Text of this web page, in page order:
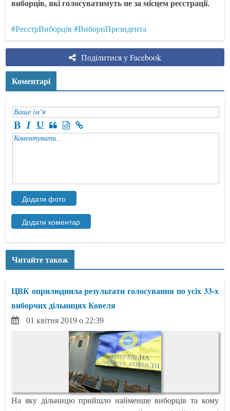
виборців, які голосуватимуть не за місцем реєстрації.
#РеєстрВиборців #ВибориПрезидента
Поділитися у Facebook
Коментарі
Читайте також
ЦВК оприлюднила результати голосування по усіх 33-х
виборчих дільницях Ковеля
01 квітня 2019 о 22:39
На яку дільницю прийшло найменше виборців та кому